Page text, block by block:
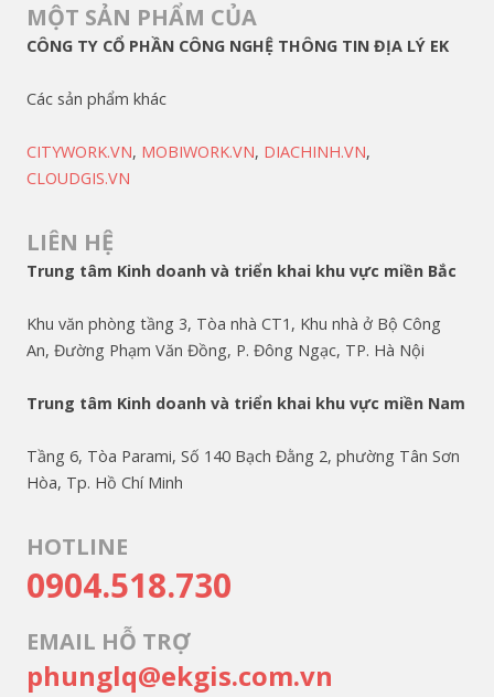
MỘT SẢN PHẨM CỦA
CÔNG TY CỔ PHẦN CÔNG NGHỆ THÔNG TIN ĐỊA LÝ EK
Các sản phẩm khác
CITYWORK.VN, MOBIWORK.VN, DIACHINH.VN,
CLOUDGIS.VN
LIÊN HỆ
Trung tâm Kinh doanh và triển khai khu vực miền Bắc
Khu văn phòng tầng 3, Tòa nhà CT1, Khu nhà ở Bộ Công
An, Đường Phạm Văn Đồng, P. Đông Ngạc, TP. Hà Nội
Trung tâm Kinh doanh và triển khai khu vực miền Nam
Tầng 6, Tòa Parami, Số 140 Bạch Đằng 2, phường Tân Sơn
Hòa, Tp. Hồ Chí Minh
HOTLINE
0904.518.730
EMAIL HỖ TRỢ
phunglq@ekgis.com.vn